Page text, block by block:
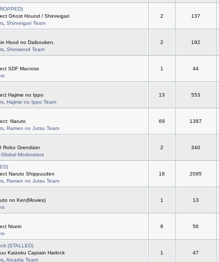
Ghost Hound / Shinreigari
, Shinreigari Team
2 137
Hood no Daibouken.
, Sherwood Team
2 192
SDF Macross
1 44
Hajime no Ippo
, Hajime no Ippo Team
13 553
Naruto
, Ramen no Jutsu Team
69 1387
Robo Grendizer
Global Moderators
2 340
Naruto Shippuuden
, Ramen no Jutsu Team
18 2095
no Ken(Movies)
1 13
Noein
8 56
(STALLED)
Kaizoku Captain Harlock
, Arcadia Team
1 47